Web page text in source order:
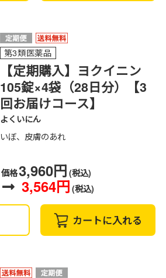
第3類医薬品
【定期購入】ヨクイニン
105錠×4袋（28日分）【3
回お届けコース】
よくいにん
いぼ、皮膚のあれ
価格3,960円 (税込)
3,564円 (税込)
カートに入れる